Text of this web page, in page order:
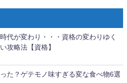
代が変わり・・・資格の変わりゆく
攻略法【資格】
った？ゲテモノ味すぎる変な食べ物6選